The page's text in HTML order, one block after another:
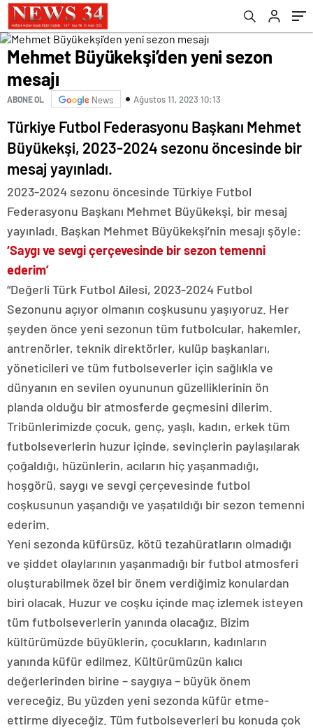
Mehmet Büyükekşi’den yeni sezon
mesajı
ABONE OL News Ağustos 11, 2023 10:13
Türkiye Futbol Federasyonu Başkanı Mehmet
Büyükekşi, 2023-2024 sezonu öncesinde bir
mesaj yayınladı.
2023-2024 sezonu öncesinde Türkiye Futbol
Federasyonu Başkanı Mehmet Büyükekşi, bir mesaj
yayınladı. Başkan Mehmet Büyükekşi’nin mesajı şöyle:
‘Saygı ve sevgi çerçevesinde bir sezon temenni
ederim’
“Değerli Türk Futbol Ailesi, 2023-2024 Futbol
Sezonunu açıyor olmanın coşkusunu yaşıyoruz. Her
şeyden önce yeni sezonun tüm futbolcular, hakemler,
antrenörler, teknik direktörler, kulüp başkanları,
yöneticileri ve tüm futbolseverler için sağlıkla ve
dünyanın en sevilen oyununun güzelliklerinin ön
planda olduğu bir atmosferde geçmesini dilerim.
Tribünlerimizde çocuk, genç, yaşlı, kadın, erkek tüm
futbolseverlerin huzur içinde, sevinçlerin paylaşılarak
çoğaldığı, hüzünlerin, acıların hiç yaşanmadığı,
hoşgörü, saygı ve sevgi çerçevesinde futbol
coşkusunun yaşandığı ve yaşatıldığı bir sezon temenni
ederim.
Yeni sezonda küfürsüz, kötü tezahüratların olmadığı
ve şiddet olaylarının yaşanmadığı bir futbol atmosferi
oluşturabilmek özel bir önem verdiğimiz konulardan
biri olacak. Huzur ve coşku içinde maç izlemek isteyen
tüm futbolseverlerin yanında olacağız. Bizim
kültürümüzde büyüklerin, çocukların, kadınların
yanında küfür edilmez. Kültürümüzün kalıcı
değerlerinden birine – saygıya – büyük önem
vereceğiz. Bu yüzden yeni sezonda küfür etme-
ettirme diyeceğiz. Tüm futbolseverleri bu konuda çok